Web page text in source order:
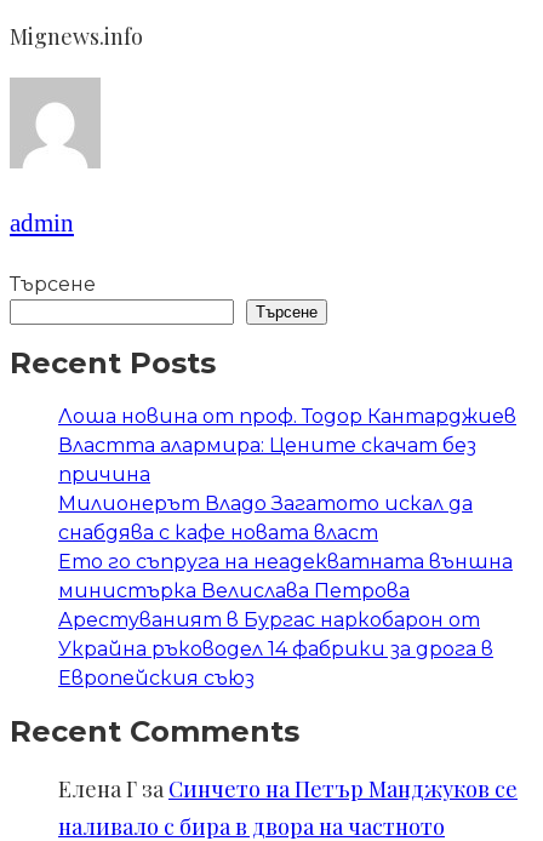
Mignews.info
admin
Търсене
Търсене
Recent Posts
Лоша новина от проф. Тодор Кантарджиев
Властта алармира: Цените скачат без
причина
Милионерът Владо Загатото искал да
снабдява с кафе новата власт
Ето го съпруга на неадекватната външна
министърка Велислава Петрова
Арестуваният в Бургас наркобарон от
Украйна ръководел 14 фабрики за дрога в
Европейския съюз
Recent Comments
Елена Г за Синчето на Петър Манджуков се
наливало с бира в двора на частното